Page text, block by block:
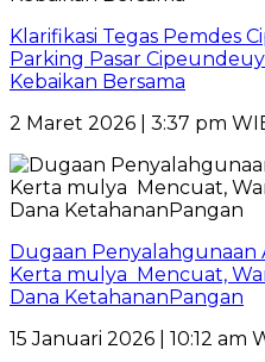
Klarifikasi Tegas Pemdes
Parking Pasar
Kebaikan Bersama
2 Maret 2026 | 3:37 pm
Dugaan Penyalahgunaan
Kerta mulya Mencuat,
Dana KetahananPangan
15 Januari 2026 | 10:12 am